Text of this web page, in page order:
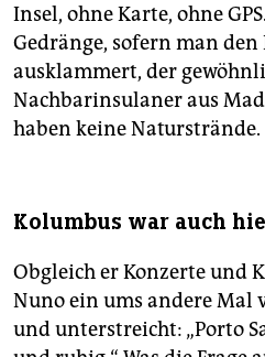
Insel, ohne Karte, ohne
Gedränge, sofern man
ausklammert, der
Nachbarinsulaner aus
haben keine Naturstrände.
Kolumbus war auch
Obgleich er Konzerte und
Nuno ein ums andere Mal
und unterstreicht: „Porto